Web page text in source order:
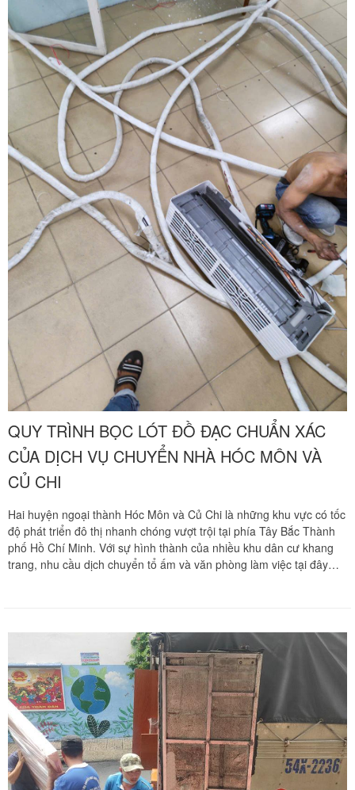
hẻm nhỏ hẹp dốc dẹp có mật độ dân cư đông đúc. Để giúp quý
khách hàng giải quyết triệt để rào cản này và an tâm sớm ổn định
cuộc sống mới, Chuyển nhà Khôi Nguyên mang đến giải pháp
chuyển nhà trọn gói chuyên nghiệp với đội ngũ thợ lành nghề hỗ trợ
tháo ráp giường tủ và đồ điện lạnh an toàn với mức chi phí tiết kiệm
tốt nhất thị trường. Quý khách hàng cần khảo sát thực tế địa hình
hẻm sâu và nhận báo giá ưu đãi hãy gọi ngay hotline hỗ trợ hoạt
động liên tục 24 trên 7 qua số 0913 371 378 hoặc 0972 366 628 để
nhận phản hồi siêu tốc từ đội ngũ Khôi Nguyên.
QUY TRÌNH BỌC LÓT ĐỒ ĐẠC CHUẨN XÁC
CỦA DỊCH VỤ CHUYỂN NHÀ HÓC MÔN VÀ
CỦ CHI
Hai huyện ngoại thành Hóc Môn và Củ Chi là những khu vực có tốc
độ phát triển đô thị nhanh chóng vượt trội tại phía Tây Bắc Thành
phố Hồ Chí Minh. Với sự hình thành của nhiều khu dân cư khang
trang, nhu cầu dịch chuyển tổ ấm và văn phòng làm việc tại đây
an toàn tài sản. Những rung chấn cơ học liên tục từ mặt đường kết
hợp khói bụi và thời tiết thất thường là nguyên nhân hàng đầu dễ
gây trầy xước, nứt vỡ đồ dùng nếu không được bọc lót kỹ lưỡng.
Chuyển nhà Khôi Nguyên mang đến giải pháp chuyển nhà trọn gói
chuyên nghiệp với quy trình bọc lót đồ đạc chuẩn xác năm lớp
nghiêm ngặt, cam kết bảo vệ vẹn toàn tài sản của gia đình bạn trên
mọi nẻo đường. Quý khách hàng cần khảo sát địa hình thực tế và
nhận báo giá ưu đãi tốt nhất hãy gọi ngay hotline hỗ trợ liên tục 24
trên 7 qua số 0913 371 378 hoặc 0972 366 628 để nhận phản hồi
siêu tốc từ đội ngũ Khôi Nguyên.